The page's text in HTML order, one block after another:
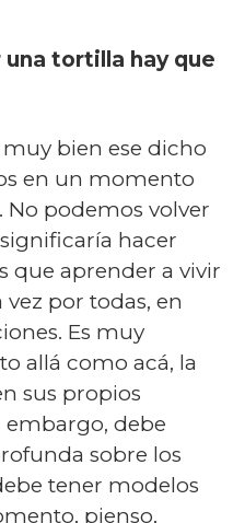
una tortilla hay que
bien ese dicho
en un momento
No podemos volver
hacer
que aprender a vivir
por todas, en
Es muy
allá como acá, la
sus propios
embargo, debe
sobre los
tener modelos
pienso,